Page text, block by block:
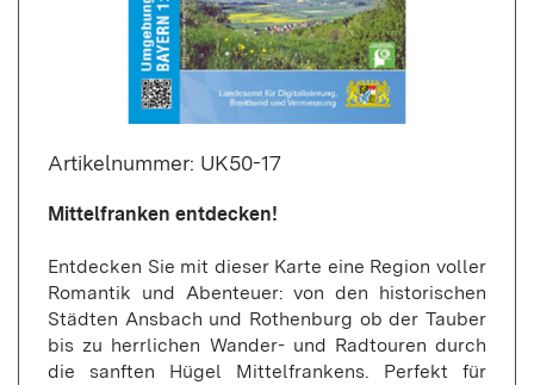
Artikelnummer: UK50-17
Mittelfranken entdecken!
Entdecken Sie mit dieser Karte eine Region voller
Romantik und Abenteuer: von den historischen
Städten Ansbach und Rothenburg ob der Tauber
bis zu herrlichen Wander- und Radtouren durch
die sanften Hügel Mittelfrankens. Perfekt für